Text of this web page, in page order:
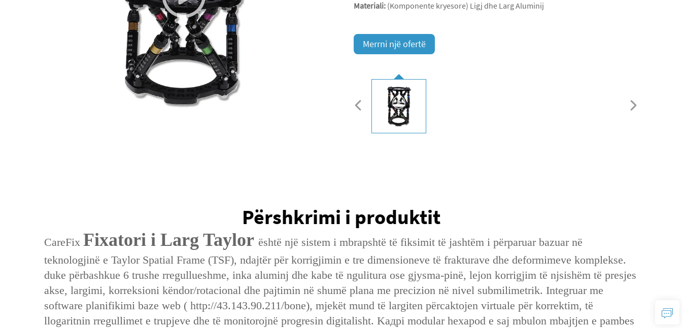
Materiali: (Komponente kryesore) Ligj dhe Larg Aluminij
Merrni një ofertë
Përshkrimi i produktit
CareFix Fixatori i Larg Taylor është një sistem i mbrapshtë të fiksimit të jashtëm i përparuar bazuar në
teknologjinë e Taylor Spatial Frame (TSF), ndajtër për korrigjimin e tre dimensioneve të frakturave dhe deformimeve komplekse.
duke përbashkue 6 trushe rregullueshme, inka aluminj dhe kabe të ngulitura ose gjysma-pinë, lejon korrigjim të njsishëm të presjes
akse, largimi, korreksioni këndor/rotacional dhe pajtimin në shumë plana me precizion në nivel submilimetrik. Integruar me
software planifikimi baze web ( http://43.143.90.211/bone), mjekët mund të largiten përcaktojen virtuale për korrektim, të
llogaritnin rregullimet e trupjeve dhe të monitorojnë progresin digitalisht. Kадрі modular hexapod e saj mbulon mbajtjen e pambes